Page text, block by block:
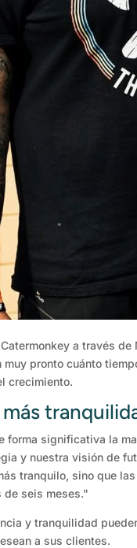
a través
pronto cuánto
crecimiento.
más
forma significativa la
y nuestra visión de
tranquilo, sino que
de seis meses."
y tranquilidad
a sus clientes.